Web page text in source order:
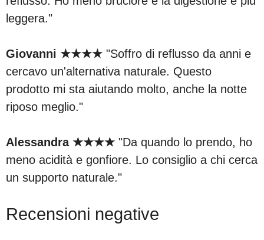
leggera."
Giovanni ★★★★ "Soffro di reflusso da anni e
cercavo un'alternativa naturale. Questo
prodotto mi sta aiutando molto, anche la notte
riposo meglio."
Alessandra ★★★★ "Da quando lo prendo, ho
meno acidità e gonfiore. Lo consiglio a chi cerca
un supporto naturale."
Recensioni negative